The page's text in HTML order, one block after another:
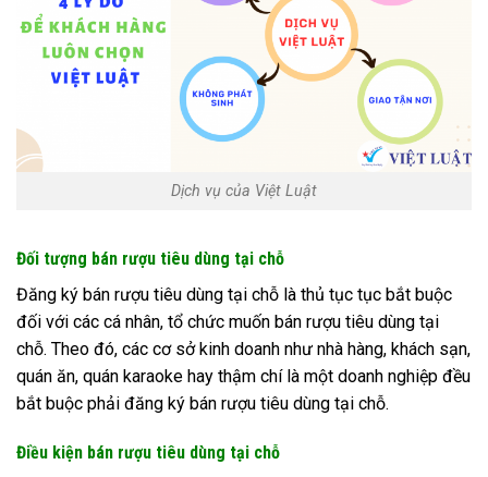
Dịch vụ của Việt Luật
Đối tượng bán rượu tiêu dùng tại chỗ
Đăng ký bán rượu tiêu dùng tại chỗ là thủ tục tục bắt buộc
đối với các cá nhân, tổ chức muốn bán rượu tiêu dùng tại
chỗ. Theo đó, các cơ sở kinh doanh như nhà hàng, khách sạn,
quán ăn, quán karaoke hay thậm chí là một doanh nghiệp đều
bắt buộc phải đăng ký bán rượu tiêu dùng tại chỗ.
Điều kiện bán rượu tiêu dùng tại chỗ